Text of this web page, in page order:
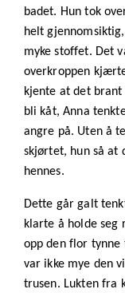
badet. Hun tok
helt
myke stoffet. Det
overkroppen
kjente at det
bli kåt, Anna
angre på. Uten å
skjørtet, hun så at
hennes.
Dette går galt
klarte å holde seg
opp den flor
var ikke mye den
trusen. Lukten fra